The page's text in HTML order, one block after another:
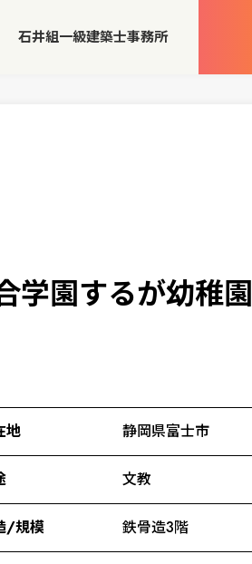
石井組一級建築士事務所
学園するが幼稚園
地 静岡県富士市
文教
/規模 鉄骨造3階